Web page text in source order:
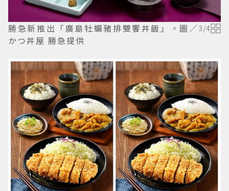
勝急新推出「廣島牡蠣豬排雙饗丼飯」。圖／
かつ丼屋 勝急提供
3/4